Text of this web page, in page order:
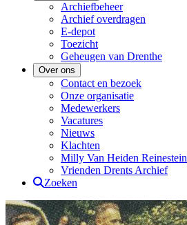
Archiefbeheer
Archief overdragen
E-depot
Toezicht
Geheugen van Drenthe
Over ons
Contact en bezoek
Onze organisatie
Medewerkers
Vacatures
Nieuws
Klachten
Milly Van Heiden Reinestein
Vrienden Drents Archief
Zoeken
Drents Archief